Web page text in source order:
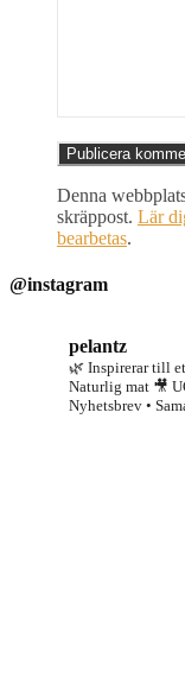
Denna
skräppost. Lär
bearbetas.
@instagram
pelantz
🌿 Inspirerar till
Naturlig mat 🎥
Nyhetsbrev •